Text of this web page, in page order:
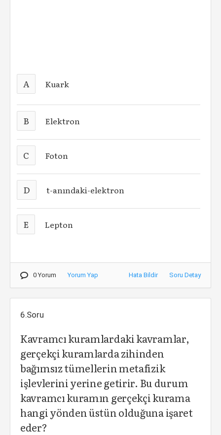
A Kuark
B Elektron
C Foton
D t-anındaki-elektron
E Lepton
0 Yorum Yorum Yap Hata Bildir Soru Detay
6.Soru
Kavramcı kuramlardaki kavramlar,
gerçekçi kuramlarda zihinden
bağımsız tümellerin metafizik
işlevlerini yerine getirir. Bu durum
kavramcı kuramın gerçekçi kurama
hangi yönden üstün olduğuna işaret
eder?